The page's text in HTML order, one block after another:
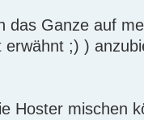
das Ganze auf
;) )
Hoster mischen